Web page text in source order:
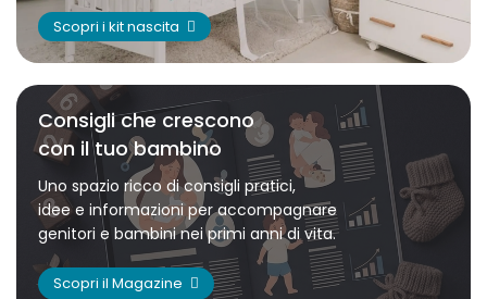
Scopri i kit nascita
Consigli che crescono
con il tuo bambino
Uno spazio ricco di consigli pratici,
idee e informazioni per accompagnare
genitori e bambini nei primi anni di vita.
Scopri il Magazine